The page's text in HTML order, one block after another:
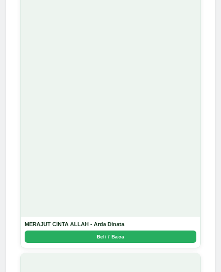
MERAJUT CINTA ALLAH - Arda Dinata
Beli / Baca